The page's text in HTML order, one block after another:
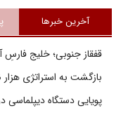
آخرین خبرها
قفقاز جنوبی؛ خلیج فارسِ
بازگشت به استراتژی
پویایی دستگاه دیپلماسی